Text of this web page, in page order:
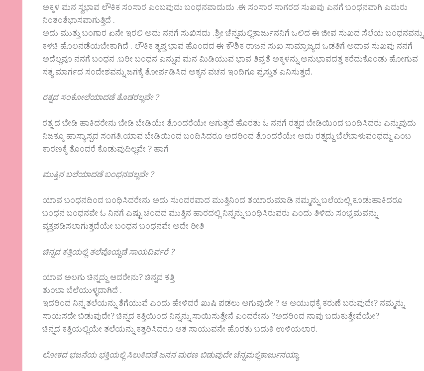
ಅಕ್ಕಳ ಮನ ಸ್ವಭಾವ ಲೌಕಿಕ ಸಂಸಾರ ಎಂಬವುದು ಬಂಧನವಾದುದು .ಈ ಸಂಸಾರ ಸಾಗರದ ಸುಖವು ಎನಗೆ ಬಂಧನವಾಗಿ ಎದುರು
ನಿಂತಂತೆಭಾಸವಾಗುತ್ತಿದೆ .
ಅದು ಮುತ್ತು ಬಂಗಾರ ಏನೇ ಇರಲಿ ಅದು ನನಗೆ ಸುಖಿಸದು .ಶ್ರೀ ಚೆನ್ನಮಲ್ಲಿಕಾರ್ಜುನನಿಗೆ ಒಲಿದ ಈ ಜೀವ ಸುಖದ ಸೆಲೆಯ ಬಂಧನವನ್ನು
ಕಳಚಿ ಹೊಲನಡೆಯಬೇಕಾಗಿದೆ . ಲೌಕಿಕ ತೃಪ್ತ ಭಾವ ಹೊಂದದ ಈ ಕೌಶಿಕ ರಾಜನ ಸುಖ ಸಾಮ್ರಾಜ್ಯದ ಒಡತಿಗೆ ಅದಾವ ಸುಖವು ನನಗೆ
ಅದೆಲ್ಲವೂ ನನಗೆ ಬಂಧನ .ಬರೀ ಬಂಧನ ಎನ್ನುವ ಮನ ಮಿಡಿಯುವ ಭಾವ ತಿವ್ರತೆ ಅಕ್ಕಳನ್ನು ಅನುಭಾವದತ್ತ ಕರೆದುಕೊಂಡು ಹೋಗುವ
ಸತ್ಯ ಮಾರ್ಗದ ಸಂದೇಶವನ್ನು ಜಗಕ್ಕೆ ತೋರ್ಪಡಿಸಿದ ಅಕ್ಕನ ವಚನ ಇಂದಿಗೂ ಪ್ರಸ್ತುತ ಎನಿಸುತ್ತದೆ.
ರತ್ನದ ಸಂಕೋಲೆಯಾದಡೆ ತೊಡರಲ್ಲವೇ ?
ರತ್ನ ದ ಬೇಡಿ ಹಾಕಿದರೇನು ಬೇಡಿ ಬೇಡಿಯೇ ತೊಂದರೆಯೇ ಆಗುತ್ತದೆ ಹೊರತು ಓ ನನಗೆ ರತ್ನದ ಬೇಡಿಯಿಂದ ಬಂದಿಸಿದರು ಎನ್ನುವುದು
ನಿಜಕ್ಕೂ ಹಾಸ್ಯಾಸ್ಪದ ಸಂಗತಿ.ಯಾವ ಬೇಡಿಯಿಂದ ಬಂದಿಸಿದರೂ ಅದರಿಂದ ತೊಂದರೆಯೇ ಅದು ರತ್ನದ್ದು ಬೆಲೆಬಾಳುವಂಥದ್ದು ಎಂಬ
ಕಾರಣಕ್ಕೆ ತೊಂದರೆ ಕೊಡುವುದಿಲ್ಲವೇ ? ಹಾಗೆ
ಮುತ್ತಿನ ಬಲೆಯಾದಡೆ ಬಂಧನವಲ್ಲವೇ ?
ಯಾವ ಬಂಧನದಿಂದ ಬಂಧಿಸಿದರೇನು ಅದು ಸುಂದರವಾದ ಮುತ್ತಿನಿಂದ ತಯಾರುಮಾಡಿ ನಮ್ಮನ್ನು ಬಲೆಯಲ್ಲಿ ಕೂಡುಹಾಕಿದರೂ
ಬಂಧನ ಬಂಧನವೇ ಓ ನಿನಗೆ ಎಷ್ಟು ಚಂದದ ಮುತ್ತಿನ ಹಾರದಲ್ಲಿ ನಿನ್ನನ್ನು ಬಂಧಿಸಿರುವರು ಎಂದು ತಿಳಿದು ಸಂಭ್ರಮವನ್ನು
ವ್ಯಕ್ತಪಡಿಸಲಾಗುತ್ತದೆಯೇ ಬಂಧನ ಬಂಧನವೇ ಅದೇ ರೀತಿ
ಚಿನ್ನದ ಕತ್ತಿಯಲ್ಲಿ ತಲೆಪೊಯ್ದಡೆ ಸಾಯದಿರ್ಪರೆ ?
ಯಾವ ಅಲಗು ಚಿನ್ನದ್ದು ಆದರೇನು? ಚಿನ್ನದ ಕತ್ತಿ
ತುಂಬಾ ಬೆಲೆಯುಳ್ಳದಾಗಿದೆ .
ಇದರಿಂದ ನಿನ್ನ ತಲೆಯನ್ನು ತೆಗೆಯುವೆ ಎಂದು ಹೇಳಿದರೆ ಖುಷಿ ಪಡಲು ಆಗುವುದೇ ? ಆ ಆಯುಧಕ್ಕೆ ಕರುಣೆ ಬರುವುದೇ? ನಮ್ಮನ್ನು
ಸಾಯಸದೇ ಬಿಡುವುದೇ? ಚಿನ್ನದ ಕತ್ತಿಯಿಂದ ನಿನ್ನನ್ನು ಸಾಯಿಸುತ್ತೇನೆ ಎಂದರೇನು ?ಅದರಿಂದ ನಾವು ಬದುಕುತ್ತೇವೆಯೇ?
ಚಿನ್ನದ ಕತ್ತಿಯಲ್ಲಿಯೇ ತಲೆಯನ್ನು ಕತ್ತರಿಸಿದರೂ ಆತ ಸಾಯುವನೇ ಹೊರತು ಬದುಕಿ ಉಳಿಯಲಾರ.
ಲೋಕದ ಭಜನೆಯ ಭಕ್ತಿಯಲ್ಲಿ ಸಿಲುಕಿದಡೆ ಜನನ ಮರಣ ಬಿಡುವುದೇ ಚೆನ್ನಮಲ್ಲಿಕಾರ್ಜುನಯ್ಯಾ